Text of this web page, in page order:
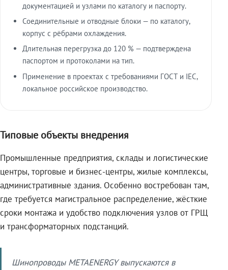
документацией и узлами по каталогу и паспорту.
Соединительные и отводные блоки — по каталогу,
корпус с рёбрами охлаждения.
Длительная перегрузка до 120 % — подтверждена
паспортом и протоколами на тип.
Применение в проектах с требованиями ГОСТ и IEC,
локальное российское производство.
Типовые объекты внедрения
Промышленные предприятия, склады и логистические
центры, торговые и бизнес-центры, жилые комплексы,
административные здания. Особенно востребован там,
где требуется магистральное распределение, жёсткие
сроки монтажа и удобство подключения узлов от ГРЩ
и трансформаторных подстанций.
Шинопроводы METAENERGY выпускаются в